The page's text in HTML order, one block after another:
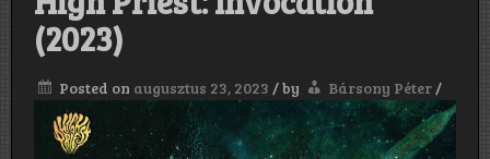
(2023)
Posted on augusztus 23, 2023 /by Bársony Péter/